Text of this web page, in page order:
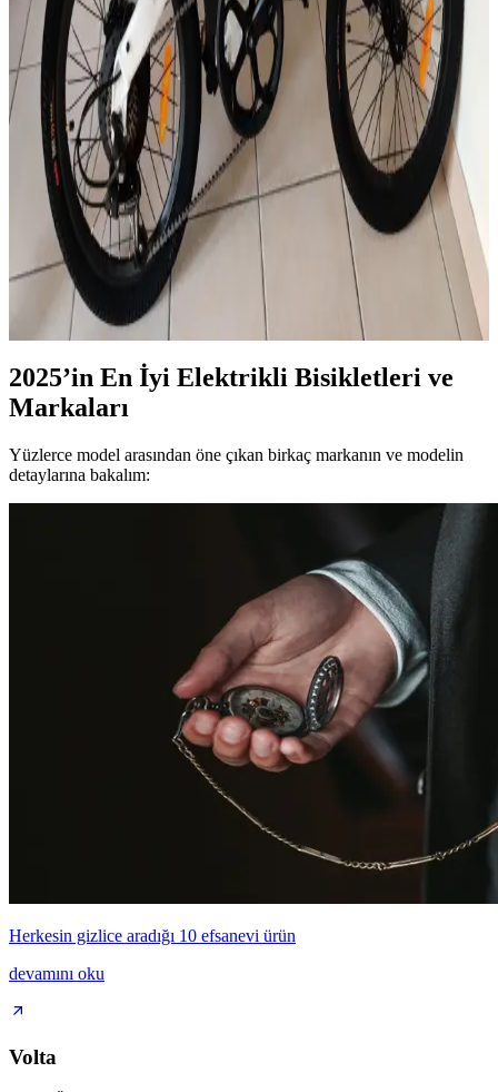
içi ulaşımı keşfedin. Hemen inceleyin!
2025'te Elektrikli Motorlarda Ehliyet Şart mı?
Bilmeniz Gerekenler
2025'te elektrikli motorların ehliyet ve yasal gerekliliklerini öğrenin.
Güvenli sürüş için detayları hemen keşfedin! İnceleyin!
Himo Z20 Elektrikli Bisiklet: Şehir İçin Pratik ve
Ekonomik Ulaşım Çözümü
Himo Z20, şehir içi ulaşımda pratik, ekonomik ve çevreci bir
seçenek sunuyor. Hafif tasarımı ve gelişmiş özellikleriyle günlük
kullanımda öne çıkan bu elektrikli bisiklet, şehir yaşamını
kolaylaştırıyor.
2025’in En İyi Elektrikli Bisikletleri ve
Markaları
Yüzlerce model arasından öne çıkan birkaç markanın ve modelin
detaylarına bakalım:
Herkesin gizlice aradığı 10 efsanevi ürün
devamını oku
Volta